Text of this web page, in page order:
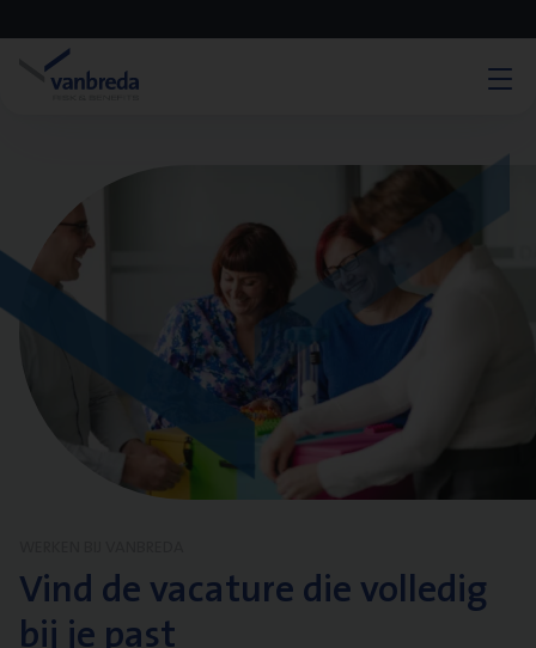
Vind de vacature die volledig
bij je past